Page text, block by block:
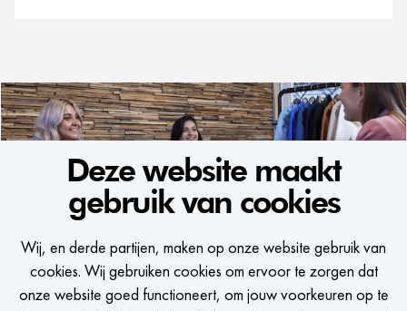
Deze website maakt
gebruik van cookies
Wij, en derde partijen, maken op onze website gebruik van
cookies. Wij gebruiken cookies om ervoor te zorgen dat
onze website goed functioneert, om jouw voorkeuren op te
WE WOULD LIKE
TO KEEP IN TOUCH
Een seintje krijgen zodra er een passende vacature is?